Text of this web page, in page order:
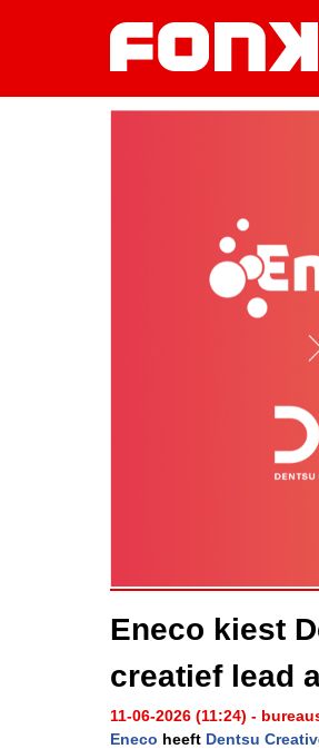
Eneco kiest
creatief lead
11-06-2026 (11:24) -
Eneco heeft Dentsu Creativ